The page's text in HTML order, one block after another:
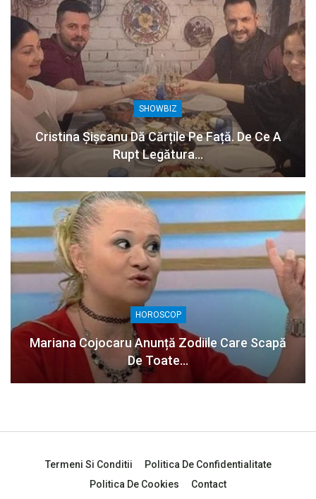
SHOWBIZ
Cristina Șișcanu Dă Cărțile Pe Față. De Ce A
Rupt Legătura…
HOROSCOP
Mariana Cojocaru Anunță Zodiile Care Scapă
De Toate…
Termeni Si Conditii
Politica De Confidentialitate
Politica De Cookies
Contact